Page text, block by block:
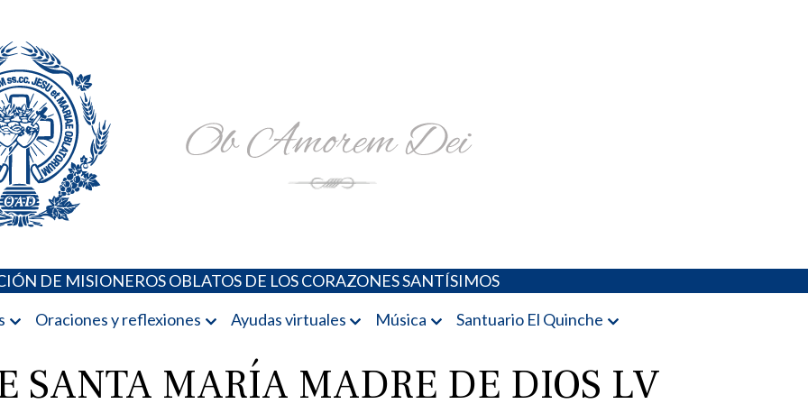
DE MISIONEROS OBLATOS DE LOS CORAZONES SANTÍSIMOS
Oraciones y reflexiones Ayudas virtuales Música Santuario El Quinche
SANTA MARÍA MADRE DE DIOS LV